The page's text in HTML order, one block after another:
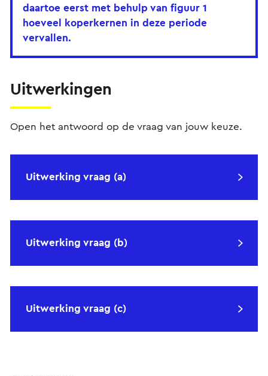
daartoe eerst met behulp van figuur 1
hoeveel koperkernen in deze periode
vervallen.
Uitwerkingen
Open het antwoord op de vraag van jouw keuze.
Uitwerking vraag (a)
Uitwerking vraag (b)
Uitwerking vraag (c)